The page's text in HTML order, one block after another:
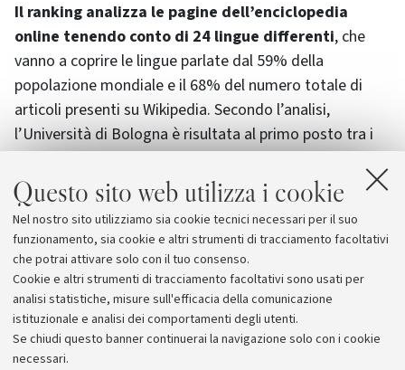
Questo sito web utilizza i cookie
Nel nostro sito utilizziamo sia cookie tecnici necessari per il suo
funzionamento, sia cookie e altri strumenti di tracciamento facoltativi
che potrai attivare solo con il tuo consenso.
Cookie e altri strumenti di tracciamento facoltativi sono usati per
analisi statistiche, misure sull'efficacia della comunicazione
istituzionale e analisi dei comportamenti degli utenti.
Se chiudi questo banner continuerai la navigazione solo con i cookie
necessari.
Il ranking analizza le pagine dell’enciclopedia
online tenendo conto di 24 lingue differenti, che
vanno a coprire le lingue parlate dal 59% della
popolazione mondiale e il 68% del numero totale di
articoli presenti su Wikipedia. Secondo l’analisi,
l’Università di Bologna è risultata al primo posto tra i
33 atenei italiani presenti e al ventiseiesimo posto tra i
1025 presi in considerazione in tutto il mondo.
Autore: Viviana Sarti